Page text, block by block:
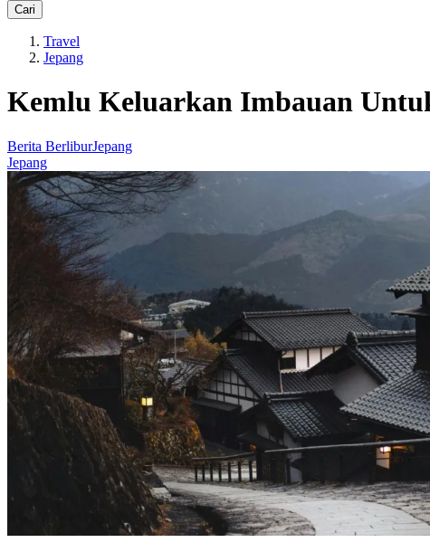
Cari
Travel
Jepang
Kemlu Keluarkan Imbauan
Berita BerliburJepang
Jepang